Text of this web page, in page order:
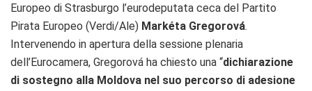
Europeo di Strasburgo l’eurodeputata ceca del Partito
Pirata Europeo (Verdi/Ale) Markéta Gregorová.
Intervenendo in apertura della sessione plenaria
dell’Eurocamera, Gregorová ha chiesto una “dichiarazione
di sostegno alla Moldova nel suo percorso di adesione